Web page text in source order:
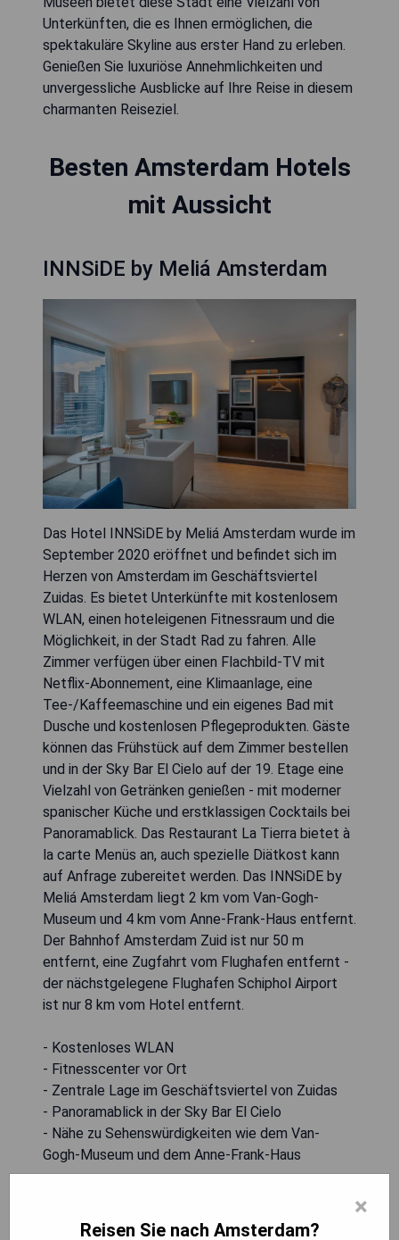
Unterkünften, die es Ihnen ermöglichen, die
spektakuläre Skyline aus erster Hand zu erleben.
Genießen Sie luxuriöse Annehmlichkeiten und
unvergessliche Ausblicke auf Ihre Reise in diesem
charmanten Reiseziel.
Besten Amsterdam Hotels
mit Aussicht
INNSiDE by Meliá Amsterdam
Das Hotel INNSiDE by Meliá Amsterdam wurde im
September 2020 eröffnet und befindet sich im
Herzen von Amsterdam im Geschäftsviertel
Zuidas. Es bietet Unterkünfte mit kostenlosem
WLAN, einen hoteleigenen Fitnessraum und die
Möglichkeit, in der Stadt Rad zu fahren. Alle
Zimmer verfügen über einen Flachbild-TV mit
Netflix-Abonnement, eine Klimaanlage, eine
Tee-/Kaffeemaschine und ein eigenes Bad mit
Dusche und kostenlosen Pflegeprodukten. Gäste
können das Frühstück auf dem Zimmer bestellen
und in der Sky Bar El Cielo auf der 19. Etage eine
Vielzahl von Getränken genießen - mit moderner
spanischer Küche und erstklassigen Cocktails bei
Panoramablick. Das Restaurant La Tierra bietet à
la carte Menüs an, auch spezielle Diätkost kann
auf Anfrage zubereitet werden. Das INNSiDE by
Meliá Amsterdam liegt 2 km vom Van-Gogh-
Museum und 4 km vom Anne-Frank-Haus entfernt.
Der Bahnhof Amsterdam Zuid ist nur 50 m
entfernt, eine Zugfahrt vom Flughafen entfernt -
der nächstgelegene Flughafen Schiphol Airport
ist nur 8 km vom Hotel entfernt.
- Kostenloses WLAN
- Fitnesscenter vor Ort
- Zentrale Lage im Geschäftsviertel von Zuidas
- Panoramablick in der Sky Bar El Cielo
- Nähe zu Sehenswürdigkeiten wie dem Van-
Gogh-Museum und dem Anne-Frank-Haus
×
Reisen Sie nach Amsterdam?